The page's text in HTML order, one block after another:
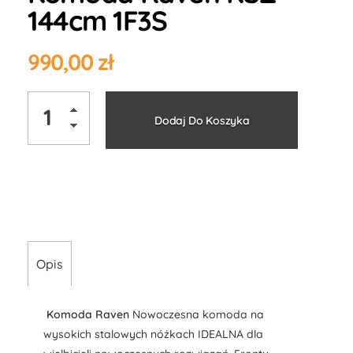
144cm 1F3S
990,00zł
Dodaj Do Koszyka
Opis
Komoda Raven Nowoczesna komoda na
wysokich stalowych nóżkach IDEALNA dla